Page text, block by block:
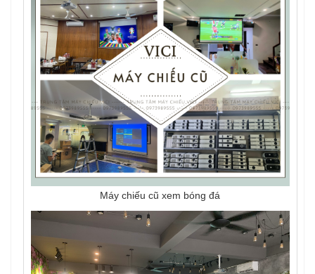
Máy chiếu cũ xem bóng đá